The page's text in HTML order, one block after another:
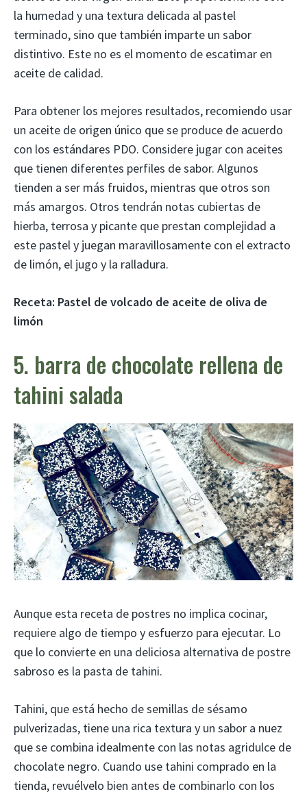
la humedad y una textura delicada al pastel
terminado, sino que también imparte un sabor
distintivo. Este no es el momento de escatimar en
aceite de calidad.
Para obtener los mejores resultados, recomiendo usar
un aceite de origen único que se produce de acuerdo
con los estándares PDO. Considere jugar con aceites
que tienen diferentes perfiles de sabor. Algunos
tienden a ser más fruidos, mientras que otros son
más amargos. Otros tendrán notas cubiertas de
hierba, terrosa y picante que prestan complejidad a
este pastel y juegan maravillosamente con el extracto
de limón, el jugo y la ralladura.
Receta: Pastel de volcado de aceite de oliva de
limón
5. barra de chocolate rellena de
tahini salada
Aunque esta receta de postres no implica cocinar,
requiere algo de tiempo y esfuerzo para ejecutar. Lo
que lo convierte en una deliciosa alternativa de postre
sabroso es la pasta de tahini.
Tahini, que está hecho de semillas de sésamo
pulverizadas, tiene una rica textura y un sabor a nuez
que se combina idealmente con las notas agridulce de
chocolate negro. Cuando use tahini comprado en la
tienda, revuélvelo bien antes de combinarlo con los